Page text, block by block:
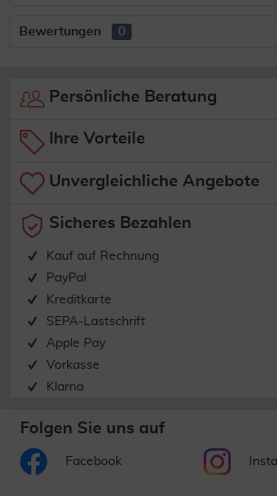
Bewertungen 0
Persönliche Beratung
Ihre Vorteile
Unvergleichliche Angebote
Sicheres Bezahlen
Kauf auf Rechnung
PayPal
Kreditkarte
SEPA-Lastschrift
Apple Pay
Vorkasse
Klarna
Folgen Sie uns auf
Facebook